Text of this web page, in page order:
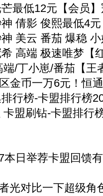
最低12元【会员
倩影 俊熙最低4
美云 番茄 爆稳
高端 极速唯梦【
/丁小崽/番茄【王
金币一万6元！恒
行榜-卡盟排行榜
盟刷钻-卡盟排行
本日举荐卡盟回馈
光对比一下超级